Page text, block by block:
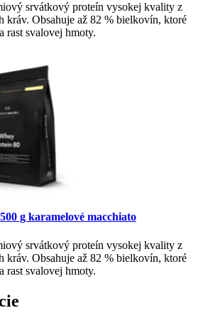
srvátkový proteín vysokej kvality z
kráv. Obsahuje až 82 % bielkovín, ktoré
rast svalovej hmoty.
g karamelové macchiato
srvátkový proteín vysokej kvality z
kráv. Obsahuje až 82 % bielkovín, ktoré
rast svalovej hmoty.